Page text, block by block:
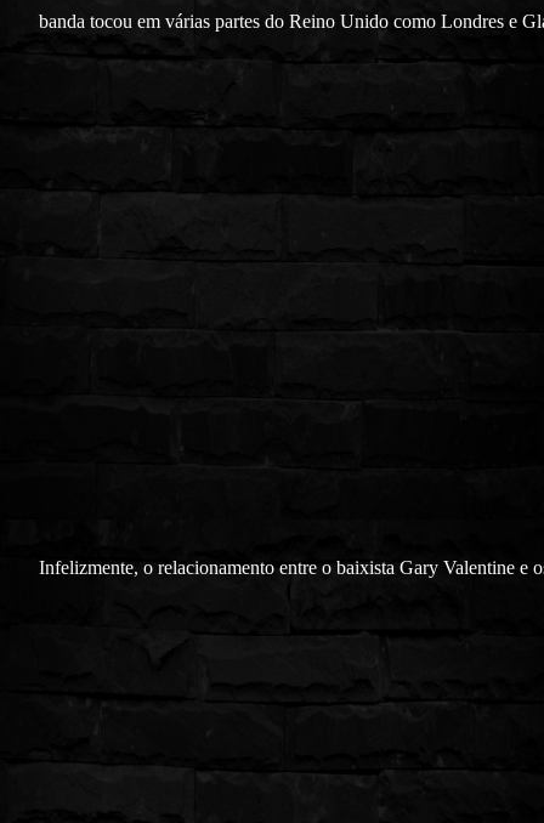
banda tocou em várias partes do Reino Unido como Londres e
Infelizmente, o relacionamento entre o baixista Gary Valentine e